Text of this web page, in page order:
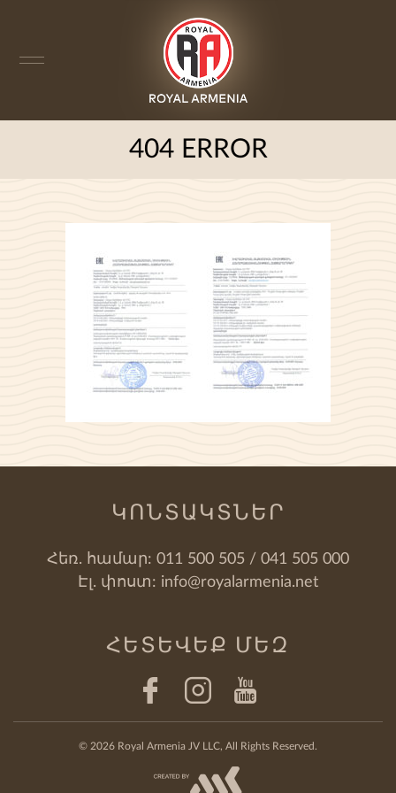
404 ERROR
ԿՈՆՏԱԿՏՆԵՐ
Հեռ. համար: 011 500 505 / 041 505 000
Էլ. փոստ: info@royalarmenia.net
ՀԵՏԵՎԵՔ ՄԵԶ
© 2026 Royal Armenia JV LLC, All Rights Reserved.